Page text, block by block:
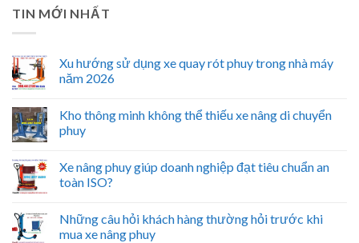
TIN MỚI NHẤT
Xu hướng sử dụng xe quay rót phuy trong nhà máy
năm 2026
Kho thông minh không thể thiếu xe nâng di chuyển
phuy
Xe nâng phuy giúp doanh nghiệp đạt tiêu chuẩn an
toàn ISO?
Những câu hỏi khách hàng thường hỏi trước khi
mua xe nâng phuy